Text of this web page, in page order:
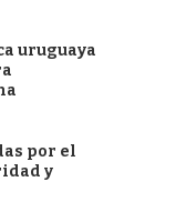
uruguaya
por el
y